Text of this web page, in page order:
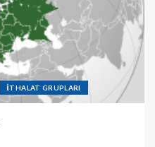
İTHALAT GRUPLARI